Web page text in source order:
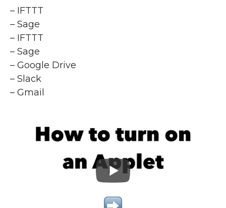
– IFTTT
– Sage
– IFTTT
– Sage
– Google Drive
– Slack
– Gmail